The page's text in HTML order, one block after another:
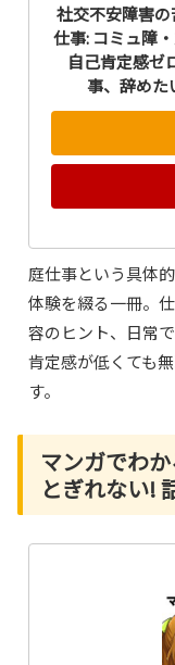
社交不安障害
仕事: コミュ障
自己肯定感ゼ
事、辞めた
庭仕事という具体
体験を綴る一冊。
容のヒント、日常
肯定感が低くても
す。
マンガでわ
とぎれない!